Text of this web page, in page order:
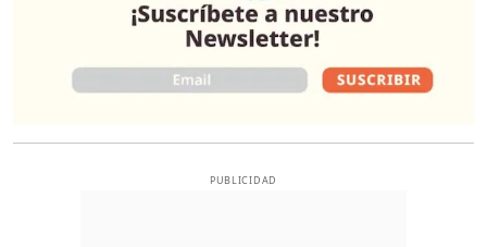
PUBLICIDAD